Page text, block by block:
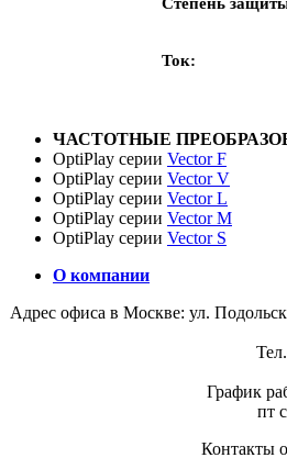
Ток
ЧАСТОТНЫЕ
OptiPlay серии Vector F
OptiPlay серии Vector V
OptiPlay серии Vector L
OptiPlay серии Vector M
OptiPlay серии Vector S
О компании
Адрес офиса в Москве: ул.
График
пт
Контакты